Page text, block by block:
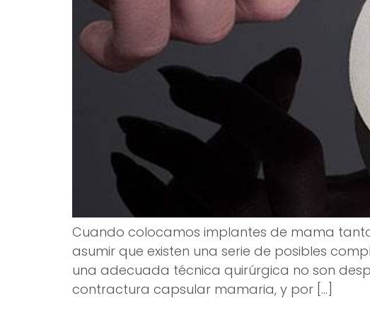
Cuando colocamos implantes de mama
asumir que existen una serie de posibles
una adecuada técnica quirúrgica no son
contractura capsular mamaria, y por […]